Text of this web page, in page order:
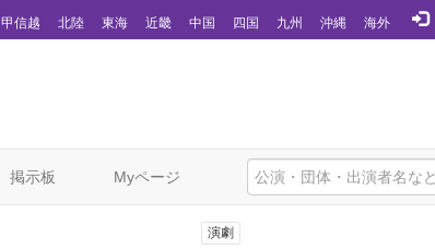
甲信越 北陸 東海 近畿 中国 四国 九州 沖縄 海外
掲示板 Myページ
演劇